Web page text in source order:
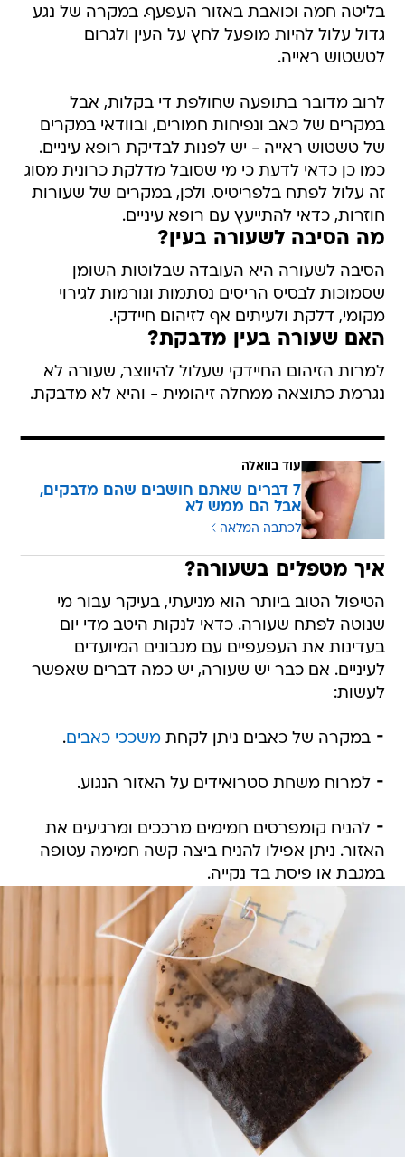
בליטה חמה וכואבת באזור העפעף. במקרה של נגע
גדול עלול להיות מופעל לחץ על העין ולגרום
לטשטוש ראייה.
לרוב מדובר בתופעה שחולפת די בקלות, אבל
במקרים של כאב ונפיחות חמורים, ובוודאי במקרים
של טשטוש ראייה - יש לפנות לבדיקת רופא עיניים.
כמו כן כדאי לדעת כי מי שסובל מדלקת כרונית מסוג
זה עלול לפתח בלפריטיס. ולכן, במקרים של שעורות
חוזרות, כדאי להתייעץ עם רופא עיניים.
מה הסיבה לשעורה בעין?
הסיבה לשעורה היא העובדה שבלוטות השומן
שסמוכות לבסיס הריסים נסתמות וגורמות לגירוי
מקומי, דלקת ולעיתים אף לזיהום חיידקי.
האם שעורה בעין מדבקת?
למרות הזיהום החיידקי שעלול להיווצר, שעורה לא
נגרמת כתוצאה ממחלה זיהומית - והיא לא מדבקת.
עוד בוואלה
7 דברים שאתם חושבים שהם מדבקים,
אבל הם ממש לא
לכתבה המלאה
איך מטפלים בשעורה?
הטיפול הטוב ביותר הוא מניעתי, בעיקר עבור מי
שנוטה לפתח שעורה. כדאי לנקות היטב מדי יום
בעדינות את העפעפיים עם מגבונים המיועדים
לעיניים. אם כבר יש שעורה, יש כמה דברים שאפשר
לעשות:
⁃ במקרה של כאבים ניתן לקחתמשככי כאבים.
⁃ למרוח משחת סטרואידים על האזור הנגוע.
⁃ להניח קומפרסים חמימים מרככים ומרגיעים את
האזור. ניתן אפילו להניח ביצה קשה חמימה עטופה
במגבת או פיסת בד נקייה.